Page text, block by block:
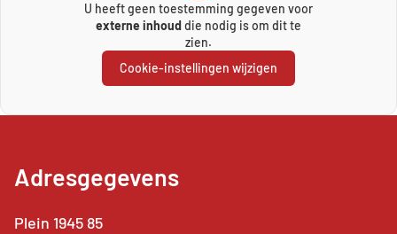
U heeft geen toestemming gegeven voor
externe inhouddie nodig is om dit te
zien.
Cookie-instellingen wijzigen
Adresgegevens
Plein 1945 85